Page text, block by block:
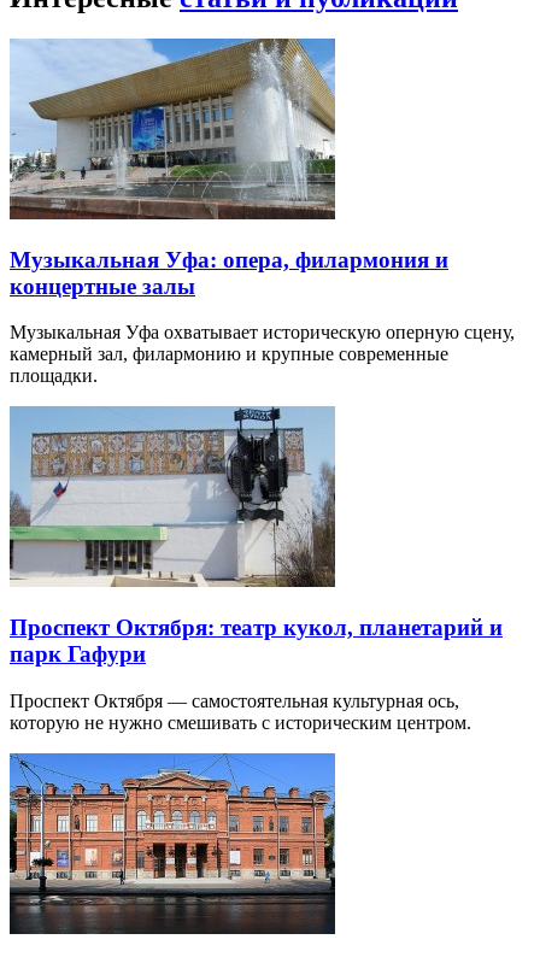
Музыкальная Уфа: опера, филармония и
концертные залы
Музыкальная Уфа охватывает историческую оперную сцену,
камерный зал, филармонию и крупные современные
площадки.
Проспект Октября: театр кукол, планетарий и
парк Гафури
Проспект Октября — самостоятельная культурная ось,
которую не нужно смешивать с историческим центром.